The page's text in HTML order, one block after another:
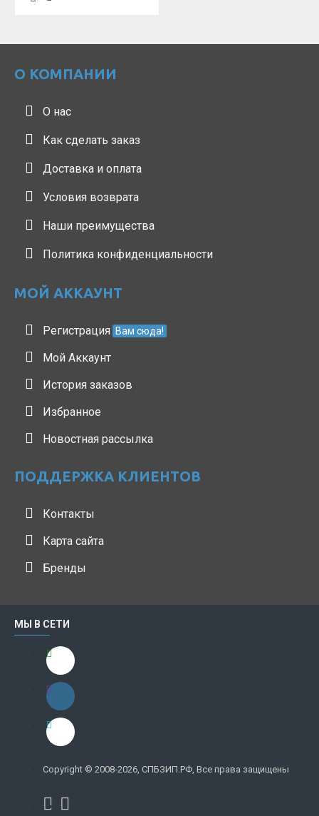
О КОМПАНИИ
О нас
Как сделать заказ
Доставка и оплата
Условия возврата
Наши преимущества
Политика конфиденциальности
МОЙ АККАУНТ
Регистрация Вам сюда!
Мой Аккаунт
История заказов
Избранное
Новостная рассылка
ПОДДЕРЖКА КЛИЕНТОВ
Контакты
Карта сайта
Бренды
МЫ В СЕТИ
Copyright © 2008-2026, СПБЗИП.РФ, Все права защищены